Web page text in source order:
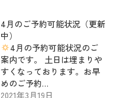
4月のご予約可能状況（更新
中）
4月の予約可能状況のご
案内です。 土日は埋まりや
すくなっております。お早
めのご予約…
2021年3月19日